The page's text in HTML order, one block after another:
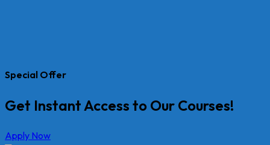
Special Offer
Get Instant Access to Our Courses!
Apply Now